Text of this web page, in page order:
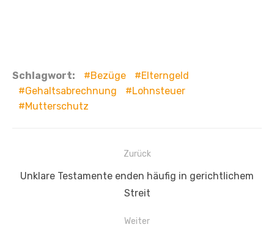
Schlagwort: Bezüge
Elterngeld
Gehaltsabrechnung
Lohnsteuer
Mutterschutz
Beitragsnavigation
Zurück
Vorheriger
Unklare Testamente enden häufig in gerichtlichem
Streit
Weiter